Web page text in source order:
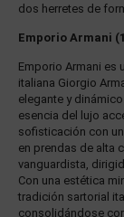
dos herretes de
Emporio Armani
Emporio Armani es
italiana Giorgio
elegante y
esencia del lujo
sofisticación con
en prendas de alta
vanguardista,
Con una estética
tradición sartorial
consolidándose